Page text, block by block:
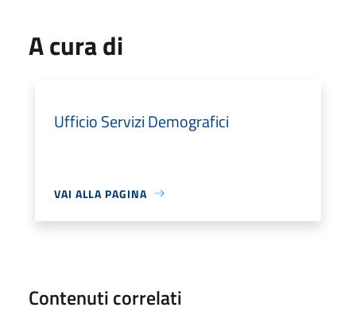
A cura di
Ufficio Servizi Demografici
VAI ALLA PAGINA
Contenuti correlati